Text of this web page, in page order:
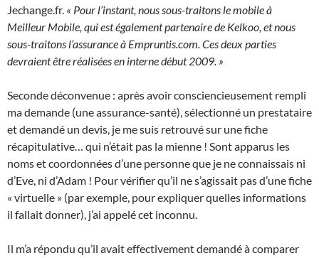
Jechange.fr. « Pour l’instant, nous sous-traitons le mobile à
Meilleur Mobile, qui est également partenaire de Kelkoo, et nous
sous-traitons l’assurance à Empruntis.com. Ces deux parties
devraient être réalisées en interne début 2009. »
Seconde déconvenue : après avoir consciencieusement rempli
ma demande (une assurance-santé), sélectionné un prestataire
et demandé un devis, je me suis retrouvé sur une fiche
récapitulative… qui n’était pas la mienne ! Sont apparus les
noms et coordonnées d’une personne que je ne connaissais ni
d’Eve, ni d’Adam ! Pour vérifier qu’il ne s’agissait pas d’une fiche
« virtuelle » (par exemple, pour expliquer quelles informations
il fallait donner), j’ai appelé cet inconnu.
Il m’a répondu qu’il avait effectivement demandé à comparer